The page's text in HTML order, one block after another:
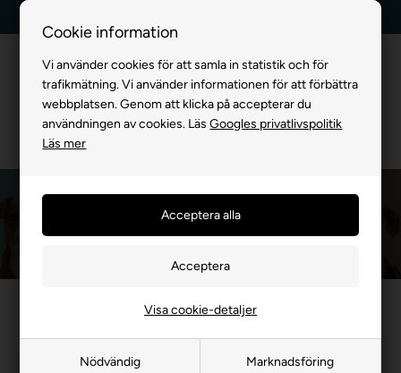
Cookie information
Vi använder cookies för att samla in statistik och för
trafikmätning. Vi använder informationen för att förbättra
webbplatsen. Genom att klicka på accepterar du
användningen av cookies. LäsGoogles privatlivspolitik
Läs mer
Nödvändig Marknadsföring
Visa cookie-detaljer
Hokamix
Framsida»MÄRKEVARA»Hokamix
Hokamix är ett av de bästa kosttillskotten för din hund